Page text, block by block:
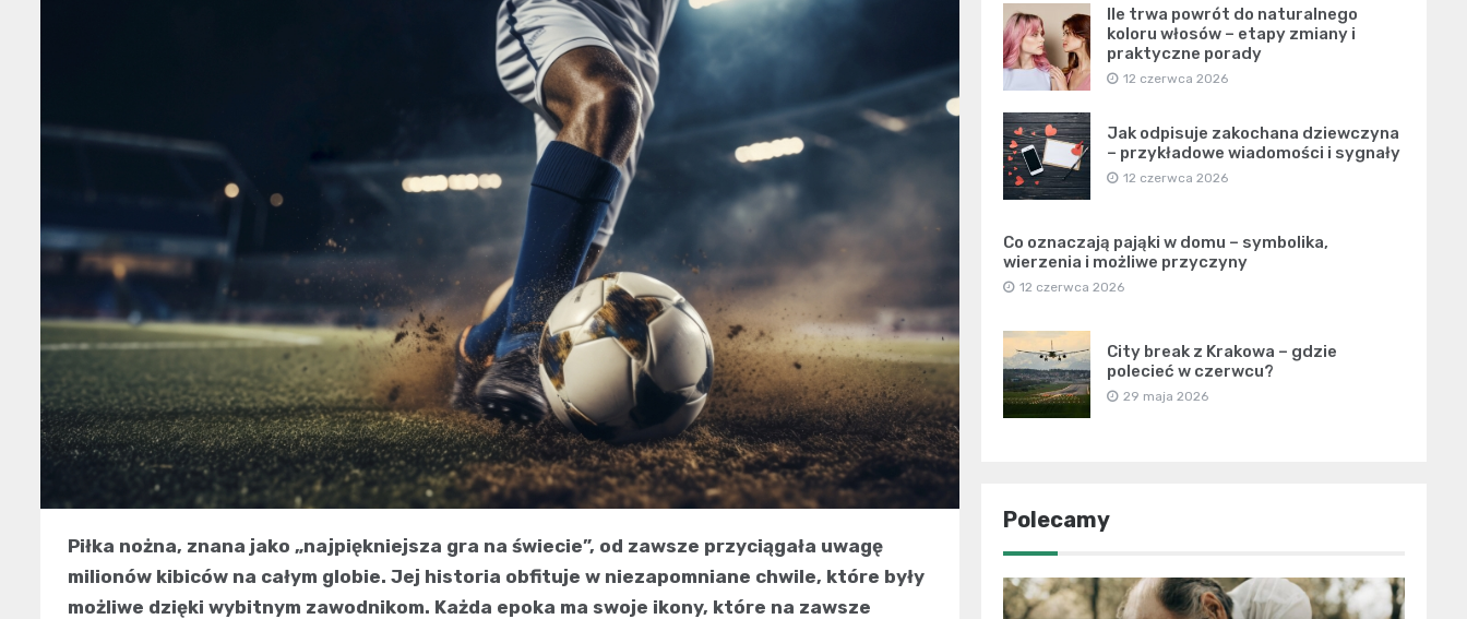
Piłka nożna, znana jako „najpiękniejsza gra na świecie”, od zawsze przyciągała uwagę
milionów kibiców na całym globie. Jej historia obfituje w niezapomniane chwile, które były
możliwe dzięki wybitnym zawodnikom. Każda epoka ma swoje ikony, które na zawsze
Ile trwa powrót do naturalnego
koloru włosów – etapy zmiany i
praktyczne porady
12 czerwca 2026
Jak odpisuje zakochana dziewczyna
– przykładowe wiadomości i sygnały
12 czerwca 2026
Co oznaczają pająki w domu – symbolika,
wierzenia i możliwe przyczyny
12 czerwca 2026
City break z Krakowa – gdzie
polecieć w czerwcu?
29 maja 2026
Polecamy